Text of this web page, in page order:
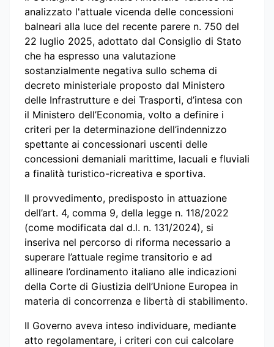
analizzato l'attuale vicenda delle concessioni
balneari alla luce del recente parere n. 750 del
22 luglio 2025, adottato dal Consiglio di Stato
che ha espresso una valutazione
sostanzialmente negativa sullo schema di
decreto ministeriale proposto dal Ministero
delle Infrastrutture e dei Trasporti, d’intesa con
il Ministero dell’Economia, volto a definire i
criteri per la determinazione dell’indennizzo
spettante ai concessionari uscenti delle
concessioni demaniali marittime, lacuali e fluviali
a finalità turistico-ricreativa e sportiva.
Il provvedimento, predisposto in attuazione
dell’art. 4, comma 9, della legge n. 118/2022
(come modificata dal d.l. n. 131/2024), si
inseriva nel percorso di riforma necessario a
superare l’attuale regime transitorio e ad
allineare l’ordinamento italiano alle indicazioni
della Corte di Giustizia dell’Unione Europea in
materia di concorrenza e libertà di stabilimento.
Il Governo aveva inteso individuare, mediante
atto regolamentare, i criteri con cui calcolare